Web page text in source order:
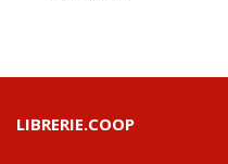
LIBRERIE.COOP